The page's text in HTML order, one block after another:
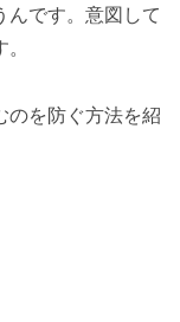
んです。意図して
のを防ぐ方法を紹